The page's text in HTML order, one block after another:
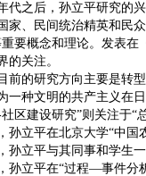
之后，孙立平研究的兴
家、民间统治精英和民
要概念和理论。发表在
的关注。
的研究方向主要是转型
一种文明的共产主义在
区建设研究”则关注于“
立平在北京大学“中国
立平与其同事和学生一
立平在“过程—事件分析